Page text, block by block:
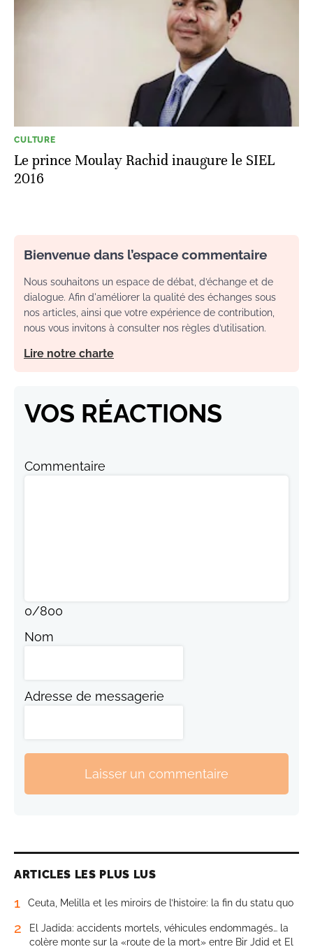
CULTURE
Le prince Moulay Rachid inaugure le SIEL
2016
Bienvenue dans l’espace commentaire
Nous souhaitons un espace de débat, d’échange et de
dialogue. Afin d'améliorer la qualité des échanges sous
nos articles, ainsi que votre expérience de contribution,
nous vous invitons à consulter nos règles d’utilisation.
Lire notre charte
VOS RÉACTIONS
Commentaire
0/800
Nom
Adresse de messagerie
Laisser un commentaire
ARTICLES LES PLUS LUS
1 Ceuta, Melilla et les miroirs de l’histoire: la fin du statu quo
2
El Jadida: accidents mortels, véhicules endommagés… la
colère monte sur la «route de la mort» entre Bir Jdid et El